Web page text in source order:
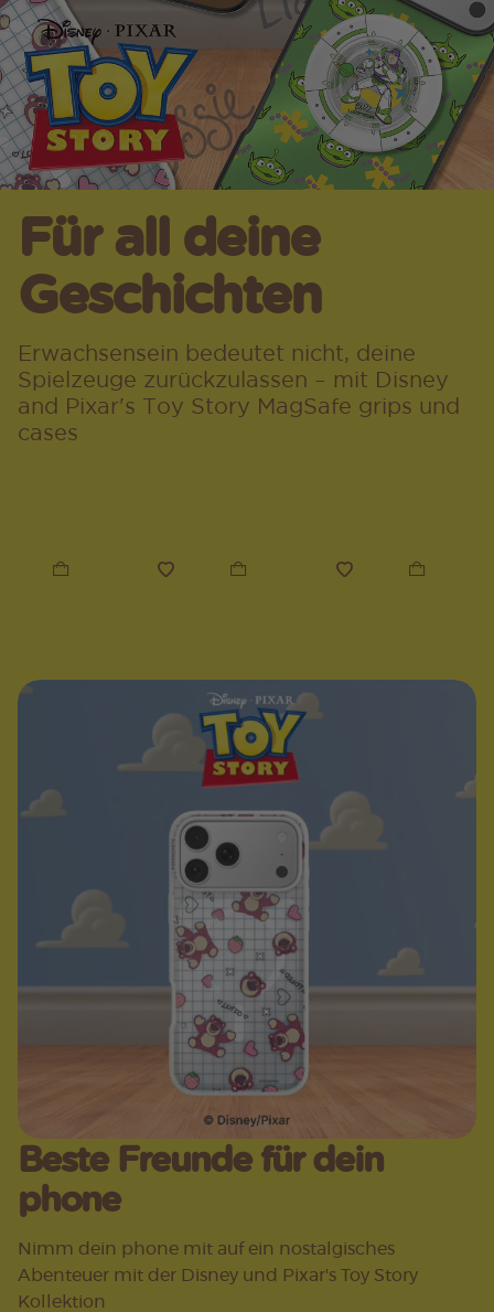
Für all deine
Geschichten
Erwachsensein bedeutet nicht, deine
Spielzeuge zurückzulassen – mit Disney
and Pixar's Toy Story MagSafe grips und
cases
Beste Freunde für dein
phone
Nimm dein phone mit auf ein nostalgisches
Abenteuer mit der Disney und Pixar's Toy Story
Kollektion